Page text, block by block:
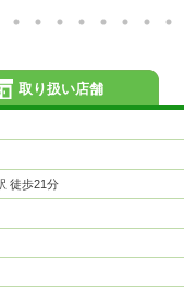
徒歩21分
取り扱い店舗